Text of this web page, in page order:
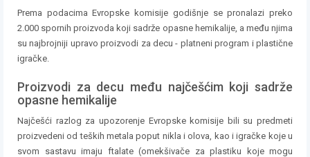
Prema podacima Evropske komisije godišnje se pronalazi preko
2.000 spornih proizvoda koji sadrže opasne hemikalije, a među njima
su najbrojniji upravo proizvodi za decu - platneni program i plastične
igračke.
Proizvodi za decu među najčešćim koji sadrže
opasne hemikalije
Najčešći razlog za upozorenje Evropske komisije bili su predmeti
proizvedeni od teških metala poput nikla i olova, kao i igračke koje u
svom sastavu imaju ftalate (omekšivače za plastiku koje mogu